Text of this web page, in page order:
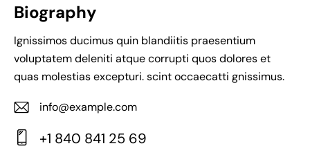
Biography
Ignissimos ducimus quin blandiitis praesentium
voluptatem deleniti atque corrupti quos dolores et
quas molestias excepturi. scint occaecatti gnissimus.
E-
m
info@example.com
+1 840 841 25 69